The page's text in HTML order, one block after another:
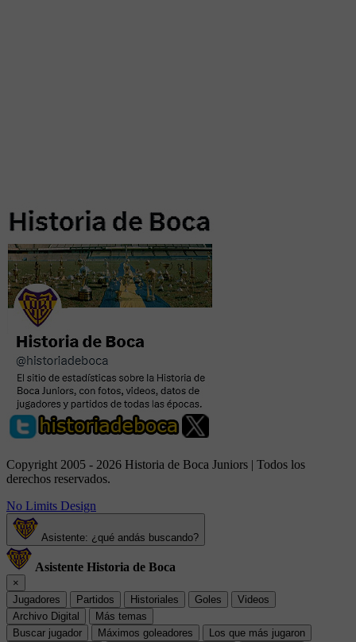
Copyright 2005 - 2026 Historia de Boca Juniors | Todos los
derechos reservados.
No Limits Design
Asistente: ¿qué andás buscando?
Asistente Historia de Boca
×
Jugadores
Partidos Historiales Goles
Videos
Archivo Digital
Más temas
Buscar jugador
Máximos goleadores
Los que más jugaron